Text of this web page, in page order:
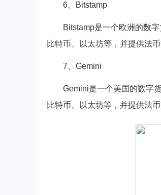
6、Bitstamp
Bitstamp是一个欧洲的数
比特币、以太坊等，并提供法币
7、Gemini
Gemini是一个美国的数字
比特币、以太坊等，并提供法币